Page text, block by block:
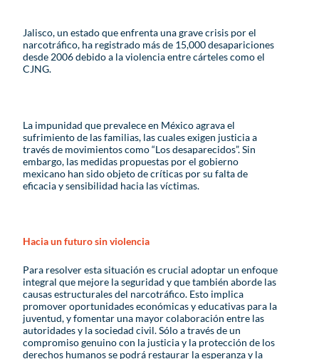
Jalisco, un estado que enfrenta una grave crisis por el
narcotráfico, ha registrado más de 15,000 desapariciones
desde 2006 debido a la violencia entre cárteles como el
CJNG.
La impunidad que prevalece en México agrava el
sufrimiento de las familias, las cuales exigen justicia a
través de movimientos como “Los desaparecidos”. Sin
embargo, las medidas propuestas por el gobierno
mexicano han sido objeto de críticas por su falta de
eficacia y sensibilidad hacia las víctimas.
Hacia un futuro sin violencia
Para resolver esta situación es crucial adoptar un enfoque
integral que mejore la seguridad y que también aborde las
causas estructurales del narcotráfico. Esto implica
promover oportunidades económicas y educativas para la
juventud, y fomentar una mayor colaboración entre las
autoridades y la sociedad civil. Sólo a través de un
compromiso genuino con la justicia y la protección de los
derechos humanos se podrá restaurar la esperanza y la